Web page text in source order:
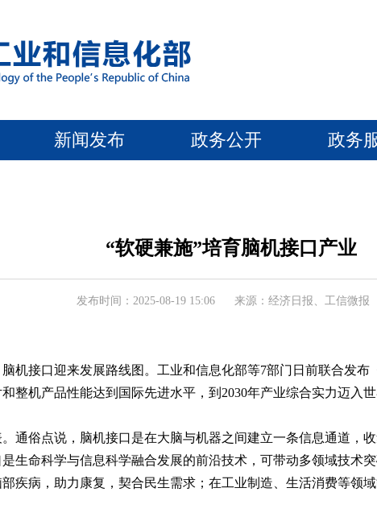
新闻发布 政务公开 政务
“软硬兼施”培育脑机接口产业
发布时间：2025-08-19 15:06 来源：经济日报、工信微报
机接口迎来发展路线图。工业和信息化部等7部门日前联合发
整机产品性能达到国际先进水平，到2030年产业综合实力迈入世
通俗点说，脑机接口是在大脑与机器之间建立一条信息通道，
生命科学与信息科学融合发展的前沿技术，可带动多领域技术
疾病，助力康复，契合民生需求；在工业制造、生活消费等领